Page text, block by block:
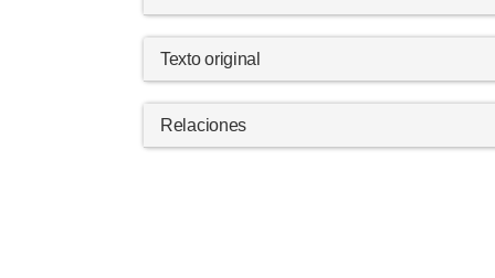
Texto original
Relaciones